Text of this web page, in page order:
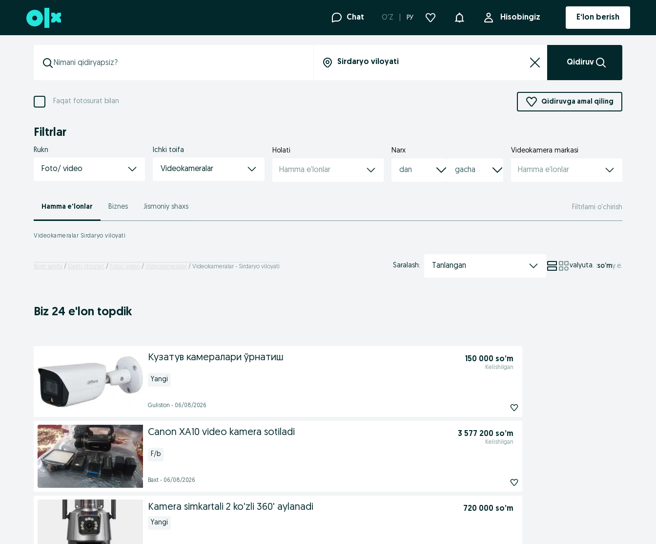
Futerga oʻtish Chat O'Z РУ Bildirishnoma Hisobingiz E‘lon berish
Qidiruv
Faqat fotosurat bilan Qidiruvga amal qiling
Filtrlar
Rukn
Foto/ video
Ichki toifa
Videokameralar
Holati
Hamma e'lonlar
Narx Videokamera markasi
Hamma e'lonlar
Hamma e'lonlar Biznes Jismoniy shaxs Filtrlarni o’chirish
Videokameralar Sirdaryo viloyati
Bosh sahifa Elektr jihozlari Foto/ video Videokameralar Videokameralar - Sirdaryo viloyati Saralash: Tanlangan valyuta. :so’mу.е.
Biz 24 e'lon topdik
Кузатув камералари ўрнатиш 150 000 so’m
Kelishilgan
Yangi
Guliston - 06/08/2026
Canon XA10 video kamera sotiladi 3 577 200 so’m
Kelishilgan
F/b
Baxt - 06/08/2026
Kamera simkartali 2 ko'zli 360' aylanadi 720 000 so’m
Yangi